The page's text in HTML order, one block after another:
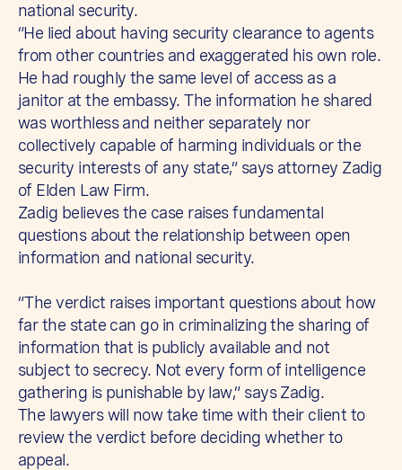
national security.
“He lied about having security clearance to agents
from other countries and exaggerated his own role.
He had roughly the same level of access as a
janitor at the embassy. The information he shared
was worthless and neither separately nor
collectively capable of harming individuals or the
security interests of any state,” says attorney Zadig
of Elden Law Firm.
Zadig believes the case raises fundamental
questions about the relationship between open
information and national security.
“The verdict raises important questions about how
far the state can go in criminalizing the sharing of
information that is publicly available and not
subject to secrecy. Not every form of intelligence
gathering is punishable by law,” says Zadig.
The lawyers will now take time with their client to
review the verdict before deciding whether to
appeal.